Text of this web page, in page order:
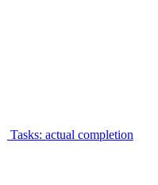
Tasks: actual completion